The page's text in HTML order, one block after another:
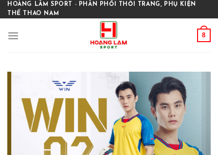
Skip
to
HOÀNG LÂM SPORT - PHÂN PHỐI THỜI TRANG, PHỤ KIỆN
THỂ THAO NAM
8